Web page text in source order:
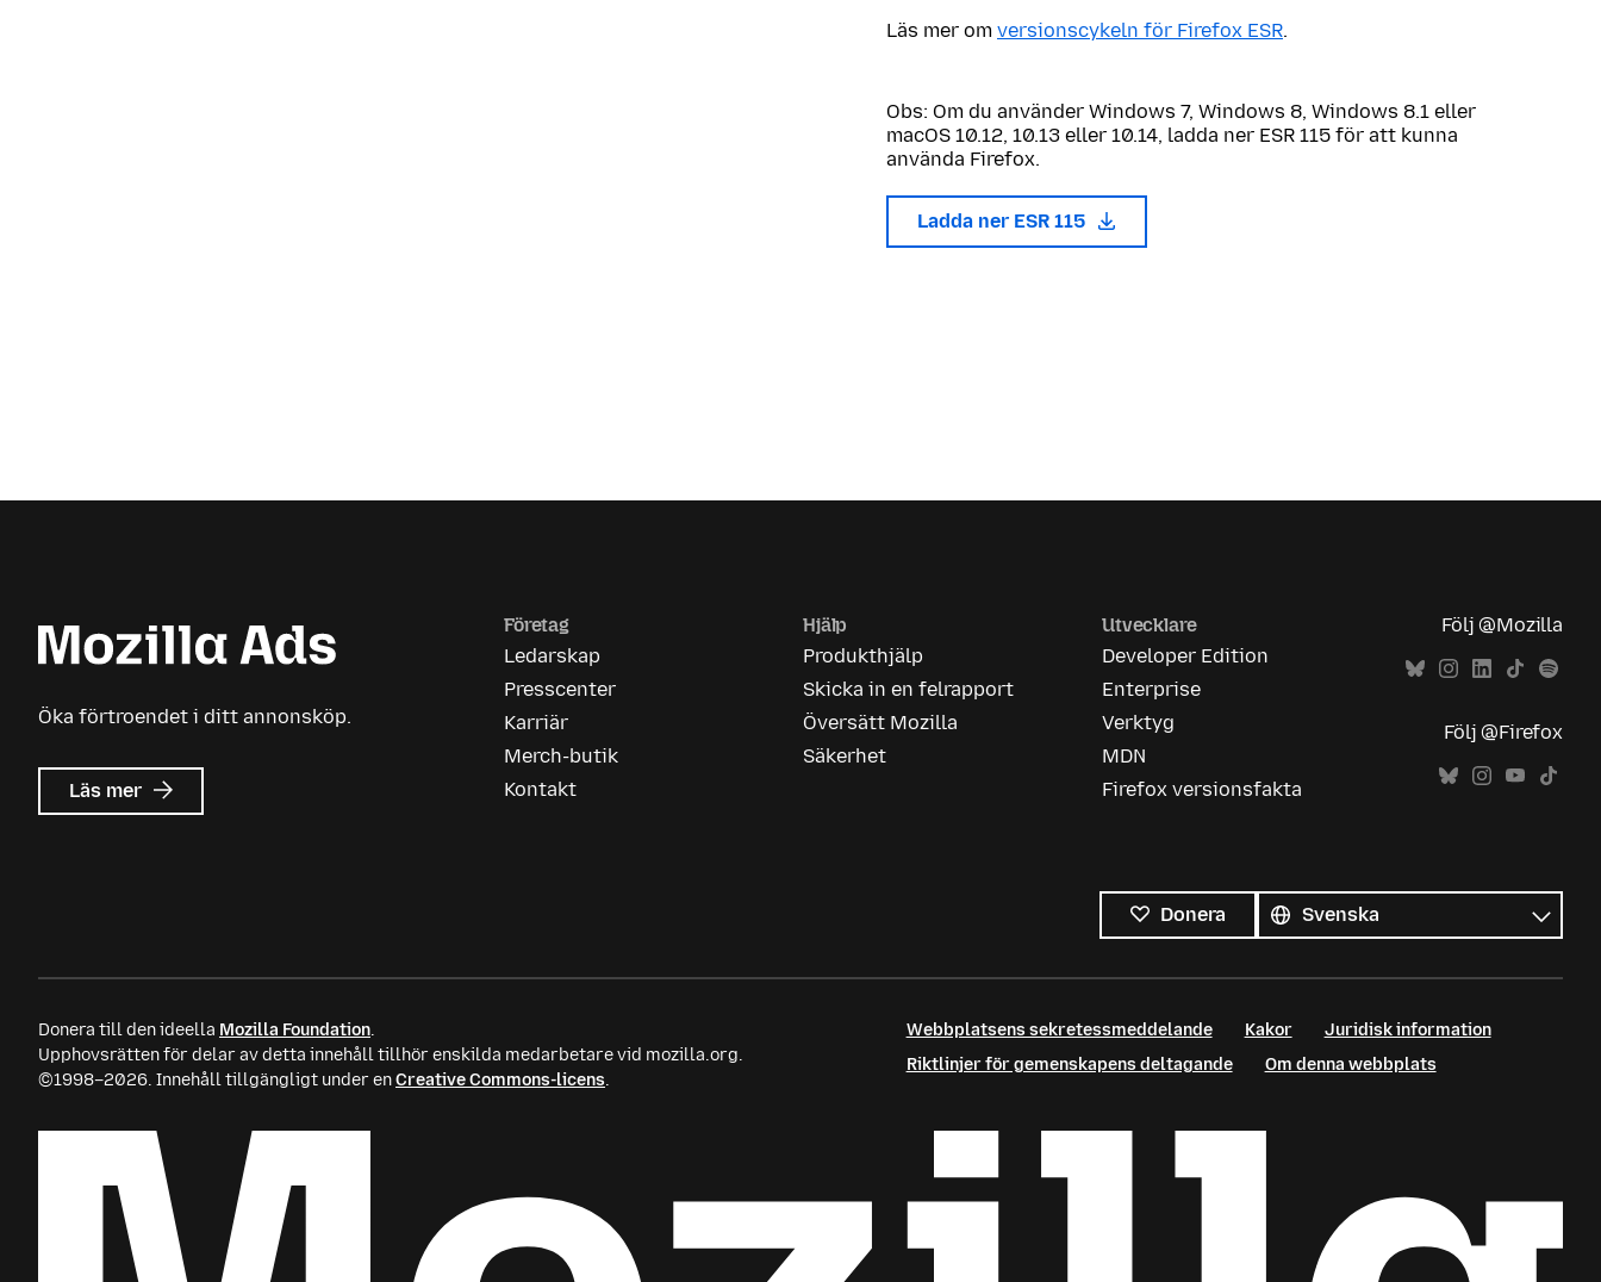
Läs mer om versionscykeln för Firefox ESR.
Obs: Om du använder Windows 7, Windows 8, Windows 8.1 eller
macOS 10.12, 10.13 eller 10.14, ladda ner ESR 115 för att kunna
använda Firefox.
Ladda ner ESR 115
Öka förtroendet i ditt annonsköp.
Läs mer om
Mozilla
Företag
Ledarskap
Presscenter
Karriär
Merch-butik
Kontakt
Hjälp
Produkthjälp
Skicka in en felrapport
Översätt Mozilla
Säkerhet
Utvecklare
Developer Edition
Enterprise
Verktyg
MDN
Firefox versionsfakta
Följ @Mozilla
Följ @Firefox
Donera
språk
Språk
Donera till den ideella Mozilla Foundation.
Upphovsrätten för delar av detta innehåll tillhör enskilda medarbetare vid mozilla.org.
©1998–2026. Innehåll tillgängligt under enCreative Commons-licens.
Webbplatsens sekretessmeddelande Kakor
Juridisk information
Riktlinjer för gemenskapens deltagande
Om denna webbplats